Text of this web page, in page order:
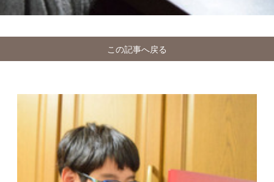
この記事へ戻る